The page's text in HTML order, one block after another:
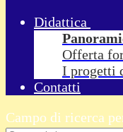
Didattica
Offerta
I progetti
Contatti
Campo di ricerca